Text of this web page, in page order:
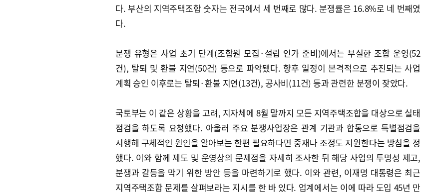
다. 부산의 지역주택조합 숫자는 전국에서 세 번째로 많다. 분쟁률은 16.8%로 네 번째였
다.
분쟁 유형은 사업 초기 단계(조합원 모집·설립 인가 준비)에서는 부실한 조합 운영(52
건), 탈퇴 및 환불 지연(50건) 등으로 파악됐다. 향후 일정이 본격적으로 추진되는 사업
계획 승인 이후로는 탈퇴·환불 지연(13건), 공사비(11건) 등과 관련한 분쟁이 잦았다.
국토부는 이 같은 상황을 고려, 지자체에 8월 말까지 모든 지역주택조합을 대상으로 실태
점검을 하도록 요청했다. 아울러 주요 분쟁사업장은 관계 기관과 합동으로 특별점검을
시행해 구체적인 원인을 알아보는 한편 필요하다면 중재나 조정도 지원한다는 방침을 정
했다. 이와 함께 제도 및 운영상의 문제점을 자세히 조사한 뒤 해당 사업의 투명성 제고,
분쟁과 갈등을 막기 위한 방안 등을 마련하기로 했다. 이와 관련, 이재명 대통령은 최근
지역주택조합 문제를 살펴보라는 지시를 한 바 있다. 업계에서는 이에 따라 도입 45년 만